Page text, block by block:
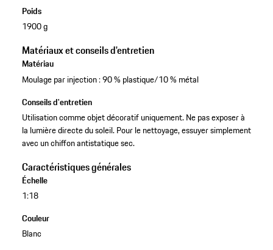
Poids
1900 g
Matériaux et conseils d'entretien
Matériau
Moulage par injection : 90 % plastique/10 % métal
Conseils d'entretien
Utilisation comme objet décoratif uniquement. Ne pas exposer à
la lumière directe du soleil. Pour le nettoyage, essuyer simplement
avec un chiffon antistatique sec.
Caractéristiques générales
Échelle
1:18
Couleur
Blanc